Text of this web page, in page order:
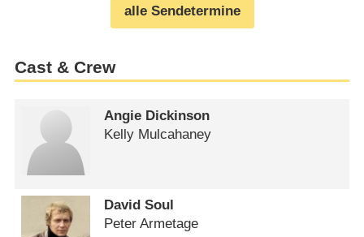
alle Sendetermine
Cast & Crew
Angie Dickinson
Kelly Mulcahaney
David Soul
Peter Armetage